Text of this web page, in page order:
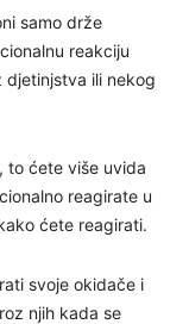
samo drže
reakciju
djetinjstva ili nekog
to ćete više uvida
reagirate u
ćete reagirati.
svoje okidače i
njih kada se